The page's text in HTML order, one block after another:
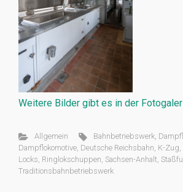
Weitere Bilder gibt es in der
Allgemein Bahnbetriebswerk,
Dampflokomotive, Deutsche Reichsbahn, K-Zug,
Locks, Ringlokschuppen, Sachsen-Anhalt,
Traditionsbahnbetriebswerk